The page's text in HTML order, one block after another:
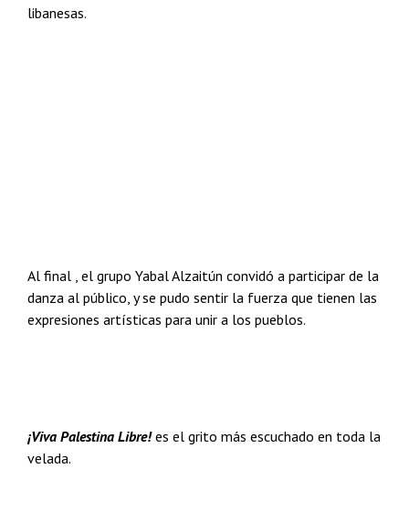
libanesas.
Al final , el grupo Yabal Alzaitún convidó a participar de la
danza al público, y se pudo sentir la fuerza que tienen las
expresiones artísticas para unir a los pueblos.
¡Viva Palestina Libre!es el grito más escuchado en toda la
velada.